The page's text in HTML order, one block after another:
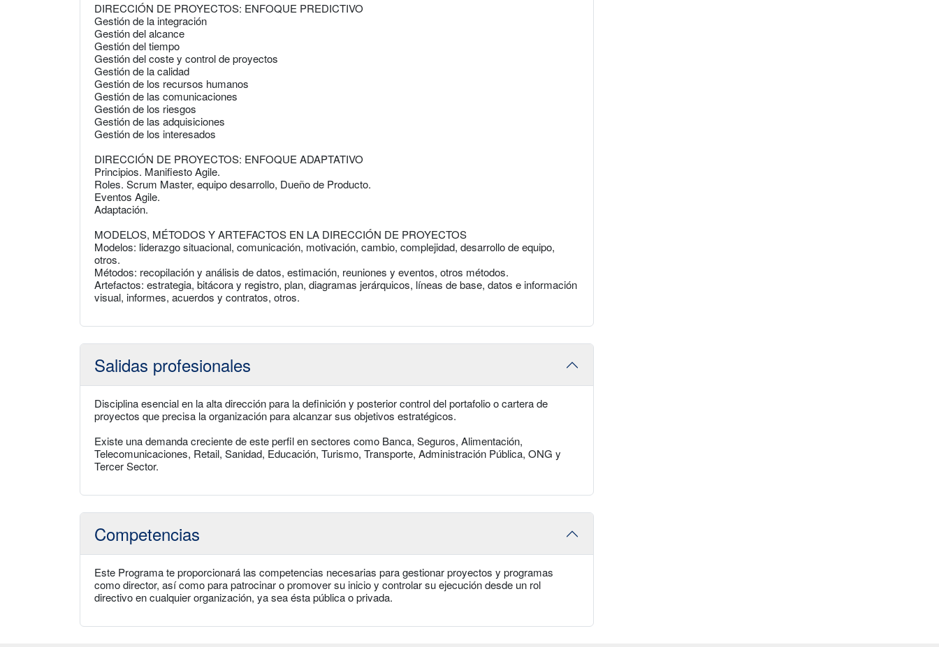
DIRECCIÓN DE PROYECTOS: ENFOQUE PREDICTIVO
Gestión de la integración
Gestión del alcance
Gestión del tiempo
Gestión del coste y control de proyectos
Gestión de la calidad
Gestión de los recursos humanos
Gestión de las comunicaciones
Gestión de los riesgos
Gestión de las adquisiciones
Gestión de los interesados
DIRECCIÓN DE PROYECTOS: ENFOQUE ADAPTATIVO
Principios. Manifiesto Agile.
Roles. Scrum Master, equipo desarrollo, Dueño de Producto.
Eventos Agile.
Adaptación.
MODELOS, MÉTODOS Y ARTEFACTOS EN LA DIRECCIÓN DE PROYECTOS
Modelos: liderazgo situacional, comunicación, motivación, cambio, complejidad, desarrollo de equipo,
otros.
Métodos: recopilación y análisis de datos, estimación, reuniones y eventos, otros métodos.
Artefactos: estrategia, bitácora y registro, plan, diagramas jerárquicos, líneas de base, datos e información
visual, informes, acuerdos y contratos, otros.
Salidas profesionales
Disciplina esencial en la alta dirección para la definición y posterior control del portafolio o cartera de
proyectos que precisa la organización para alcanzar sus objetivos estratégicos.
Existe una demanda creciente de este perfil en sectores como Banca, Seguros, Alimentación,
Telecomunicaciones, Retail, Sanidad, Educación, Turismo, Transporte, Administración Pública, ONG y
Tercer Sector.
Competencias
Este Programa te proporcionará las competencias necesarias para gestionar proyectos y programas
como director, así como para patrocinar o promover su inicio y controlar su ejecución desde un rol
directivo en cualquier organización, ya sea ésta pública o privada.